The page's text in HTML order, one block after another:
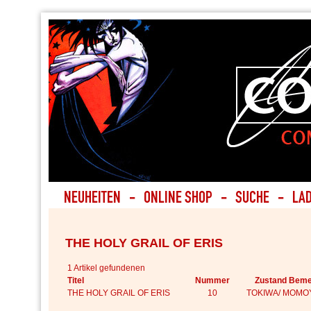
THE HOLY GRAIL OF ERIS
1 Artikel gefundenen
Titel
Nummer
Zustand
THE HOLY GRAIL OF ERIS
10 TOKIWA/